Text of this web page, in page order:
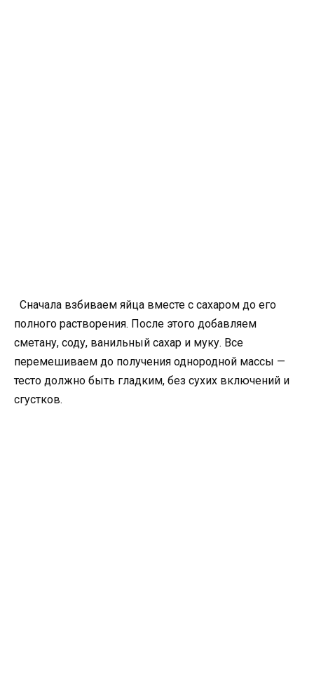
Сначала взбиваем яйца вместе с сахаром до его
полного растворения. После этого добавляем
сметану, соду, ванильный сахар и муку. Все
перемешиваем до получения однородной массы —
тесто должно быть гладким, без сухих включений и
сгустков.